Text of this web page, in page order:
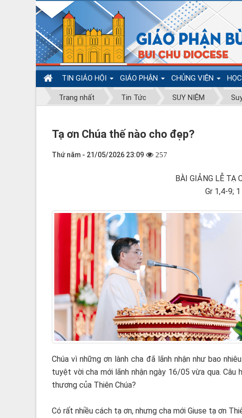
TIN GIÁO HỘI GIÁO PHẬN CHỦNG VIỆN
Trang nhất Tin Tức SUY NIỆM
Tạ ơn Chúa thế nào cho đẹp?
Thứ năm - 21/05/2026 23:09 257
BÀI GIẢNG LỄ TẠ
Gr 1,4-9;
Chúa vì những ơn lành cha đã lãnh nhận như bao
tuyệt vời cha mới lãnh nhận ngày 16/05 vừa qua.
thương của Thiên Chúa?
Có rất nhiều cách tạ ơn, nhưng cha mới Giuse tạ ơn